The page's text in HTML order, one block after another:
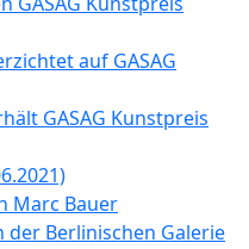
auf GASAG
GASAG Kunstpreis
Marc Bauer
Berlinischen Galerie